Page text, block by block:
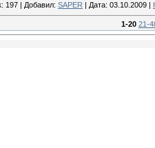
197 Добавил: SAPER Дата: 03.10.2009
1-20 21-